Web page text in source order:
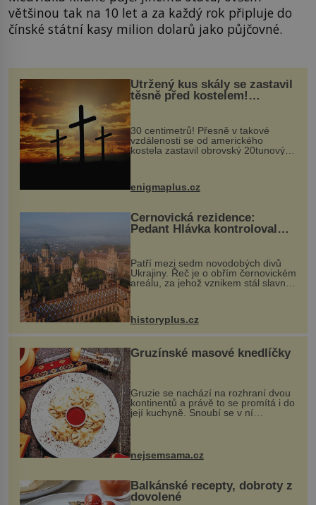
většinou tak na 10 let a za každý rok připluje do
čínské státní kasy milion dolarů jako půjčovné.
Utržený kus skály se zastavil
těsně před kostelem!
Ochránila ho boží síla?
30 centimetrů! Přesně v takové
vzdálenosti se od amerického
kostela zastavil obrovský 20tunový
...
enigmaplus.cz
Černovická rezidence:
Pedant Hlávka kontroloval
Patří mezi sedm novodobých divů
Ukrajiny. Řeč je o obřím černovickém
areálu, za jehož vznikem stál slavný
český architekt Josef Hlávka. Ten si
na něm dal mimořádně záležet. Jeho
stavební plány by při ...
historyplus.cz
Gruzínské masové knedlíčky
Gruzie se nachází na rozhraní dvou
kontinentů a právě to se promítá i do
její kuchyně. Snoubí se v ní
evropské a asijské chutě a díky tomu
vznikají rozmanité a chuťově bohaté
pokrmy, které rozhodně st...
nejsemsama.cz
Balkánské recepty, dobroty z
dovolené